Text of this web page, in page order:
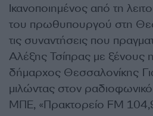
Ικανοποιημένος από τη
του πρωθυπουργού στη
τις συναντήσεις που
Αλέξης Τσίπρας με ξένους
δήμαρχος Θεσσαλονίκης
μιλώντας στον
ΜΠΕ, «Πρακτορείο FM